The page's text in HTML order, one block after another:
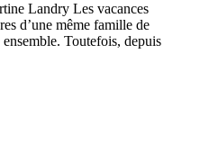
Landry Les vacances
d’une même famille de
Toutefois, depuis